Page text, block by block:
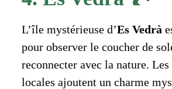
L’île mystérieuse d’Es Vedrà
pour observer le coucher de
reconnecter avec la nature. Les
locales ajoutent un charme